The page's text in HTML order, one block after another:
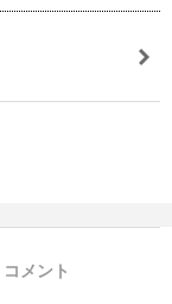
コメント